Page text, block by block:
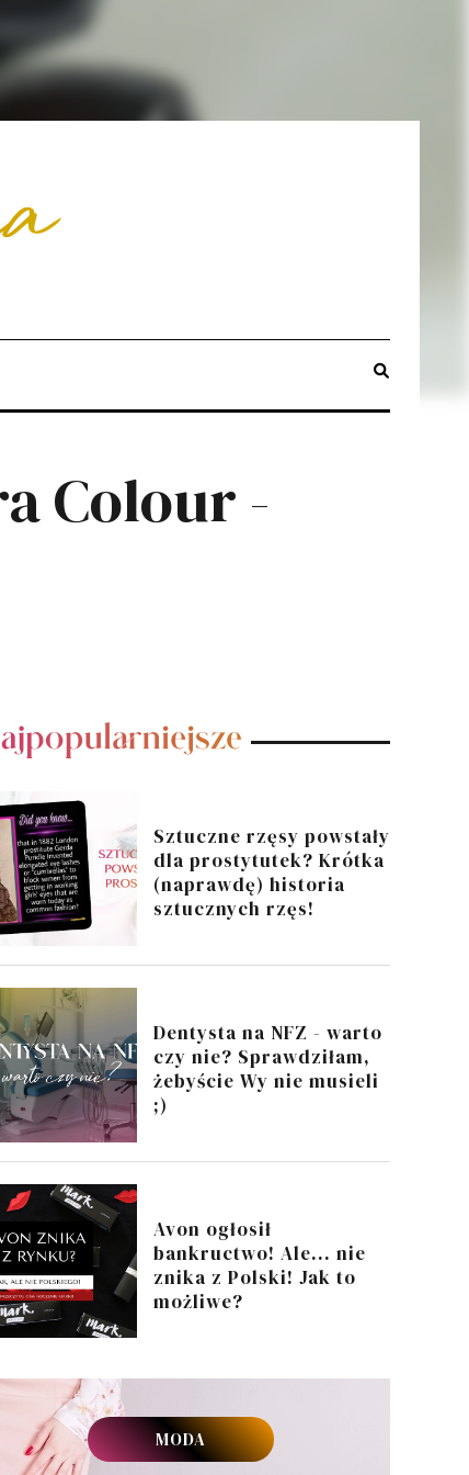
Colour -
POPULARNE POSTY
Sztuczne rzęsy powstały
dla prostytutek? Krótka
(naprawdę) historia
sztucznych rzęs!
Dentysta na NFZ - warto
czy nie? Sprawdziłam,
żebyście Wy nie musieli
;)
Avon ogłosił
bankructwo! Ale... nie
znika z Polski! Jak to
możliwe?
MODA